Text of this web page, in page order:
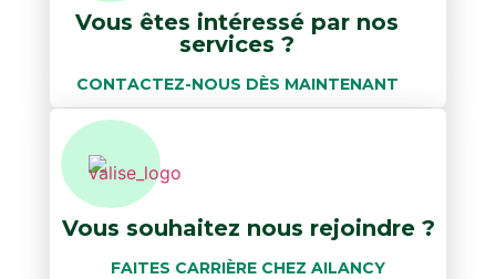
Vous êtes intéressé par nos
services ?
CONTACTEZ-NOUS DÈS MAINTENANT
Vous souhaitez nous rejoindre ?
FAITES CARRIÈRE CHEZ AILANCY